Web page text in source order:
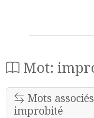
Mot:
Mots
improbité